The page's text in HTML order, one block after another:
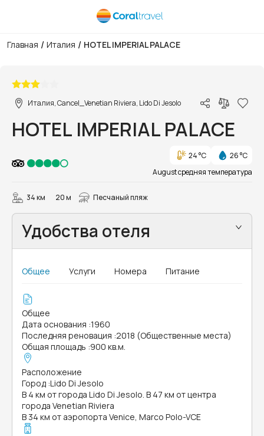
Главная / Италия / HOTEL IMPERIAL PALACE
Италия, Cancel_Venetian Riviera, Lido Di Jesolo
HOTEL IMPERIAL PALACE
24 °C
26 °C
August средняя температура
34 км 20 м Песчаный пляж
Удобства отеля
Общее Услуги Номера Питание
Общее
Дата основания :1960
Последняя реновация :2018 (Общественные места)
Общая площадь :900 кв.м.
Расположение
Город :Lido Di Jesolo
В 4 км от города Lido Di Jesolo. В 47 км от центра
города Venetian Riviera
В 34 км от аэропорта Venice, Marco Polo-VCE